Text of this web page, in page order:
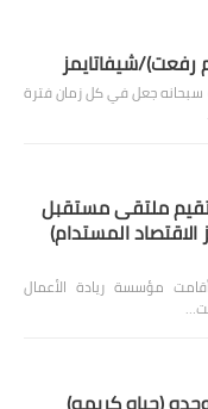
شيفاتايمز
سبحانه جعل في كل زمان فترة
تقيم ملتقى مستقبل
المستدام)
✍️ سهيلة محي على نهج رؤية مصر ٢٠٣٠ أقامت مؤسسة ريادة الأعمال